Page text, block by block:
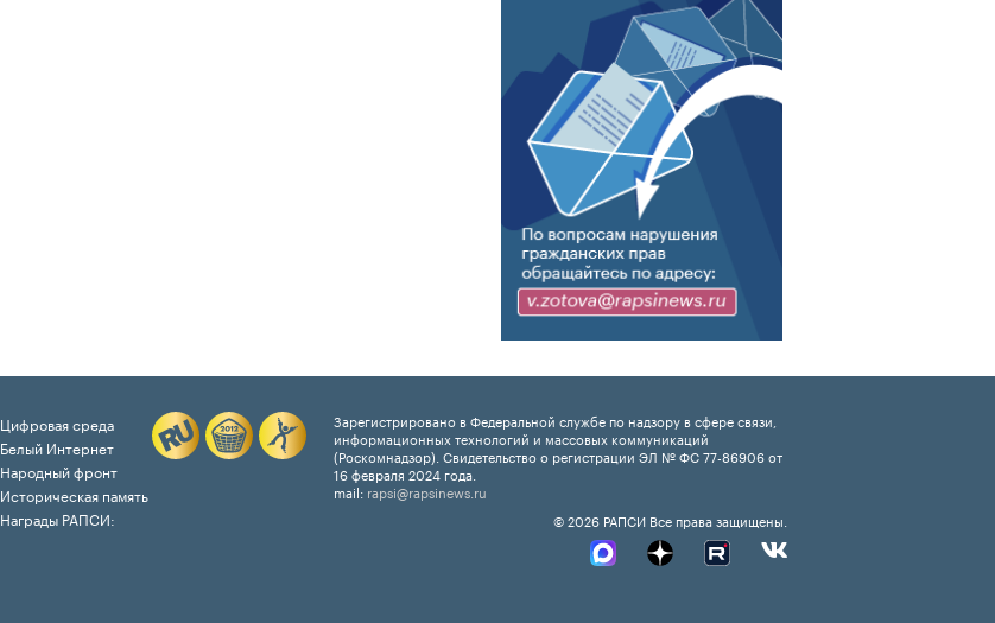
Зарегистрировано в Федеральной службе по надзору в сфере связи,
информационных технологий и массовых коммуникаций
(Роскомнадзор). Свидетельство о регистрации ЭЛ № ФС 77-86906 от
16 февраля 2024 года.
mail: rapsi@rapsinews.ru
© 2026 РАПСИ Все права защищены.
Цифровая среда
Белый Интернет
Народный фронт
Историческая память
Награды РАПСИ: